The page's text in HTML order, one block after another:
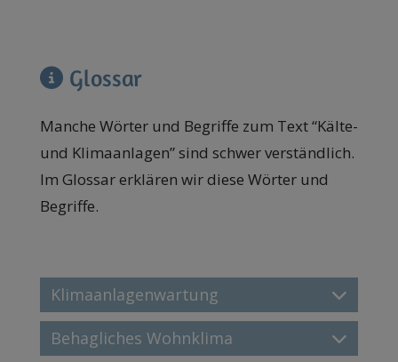
Glossar
Manche Wörter und Begriffe zum Text “Kälte-
und Klimaanlagen” sind schwer verständlich.
Im Glossar erklären wir diese Wörter und
Begriffe.
Klimaanlagenwartung
Behagliches Wohnklima